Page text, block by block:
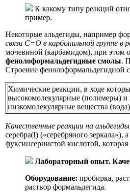
К какому типу реакций
пример.
Некоторые альдегиды, например
связи С=O в карбонильной группе в
мочевиной (карбамидом), при этом
фенолоформальдегидные смолы.
Строение фенолоформальдегидной
Химические реакции, в ходе
высокомолекулярные (полимеры)
низкомолекулярные вещества
Качественные реакции на альдегиды
серебра(I) («серебряного зеркала»),
фуксинсернистой кислотой,
Лабораторный опыт.
Оборудование: пробирка,
раствор формальдегида.